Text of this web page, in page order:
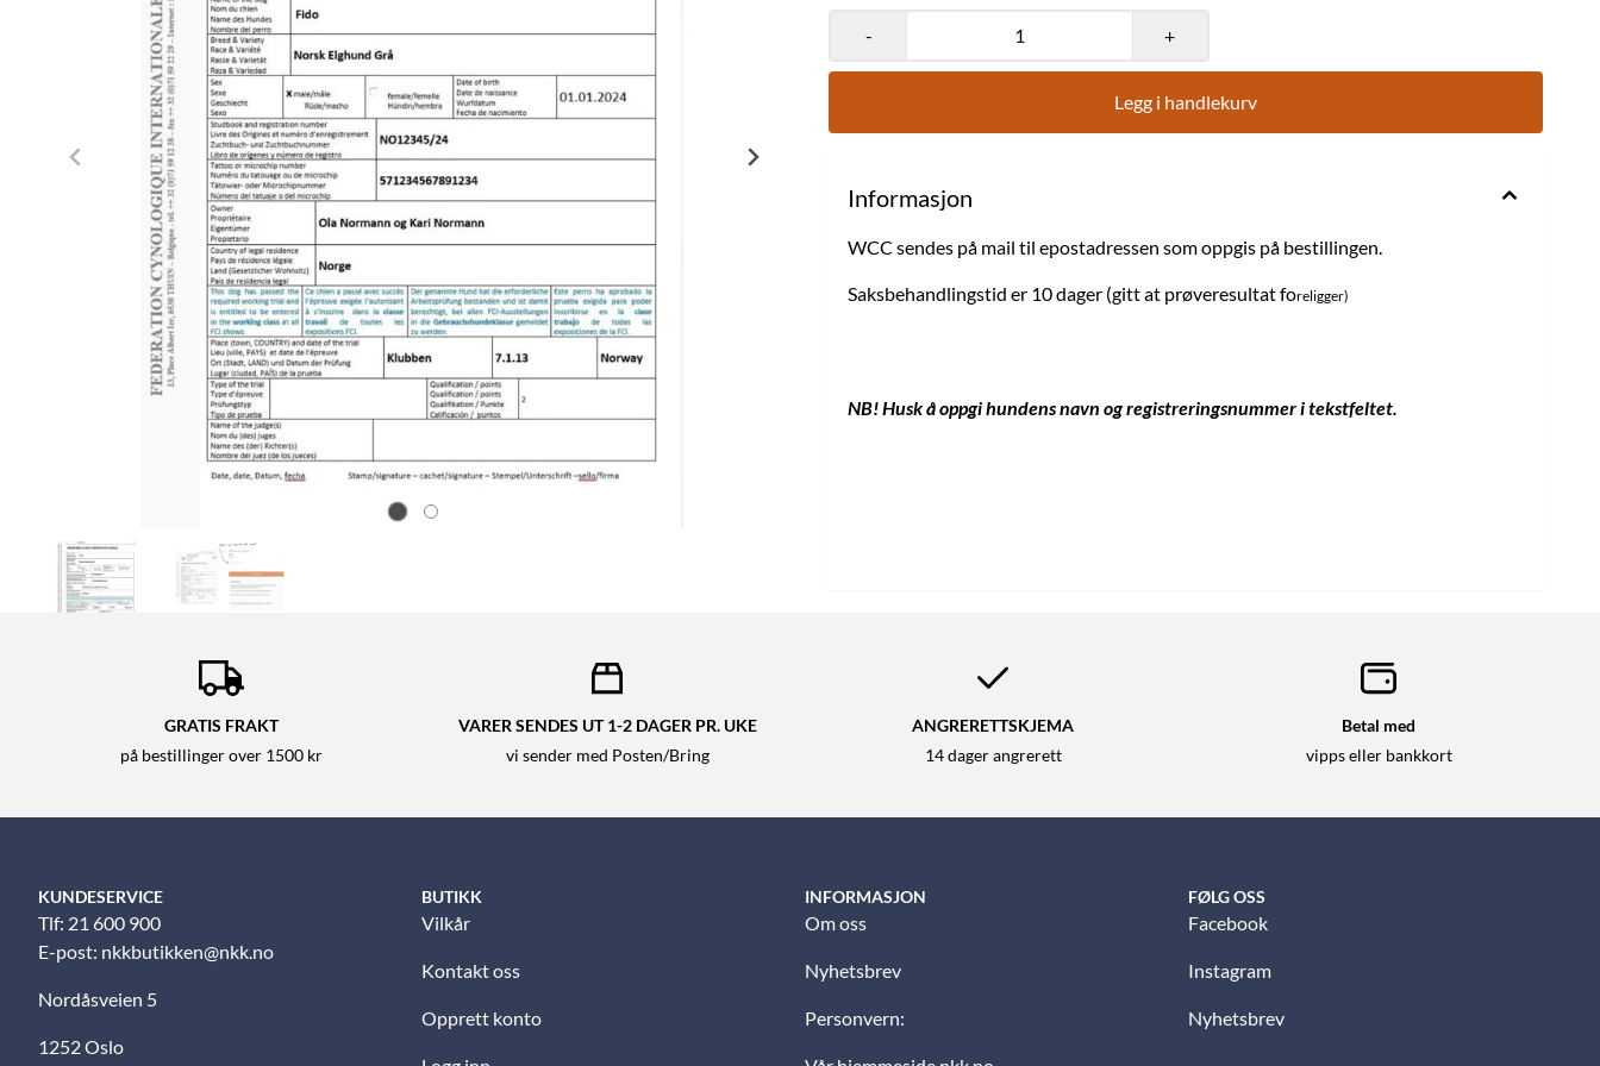
- +
Legg i handlekurv
Informasjon
WCC sendes på mail til epostadressen som oppgis på bestillingen.
Saksbehandlingstid er 10 dager (gitt at prøveresultat foreligger)
NB! Husk å oppgi hundens navn og registreringsnummer i tekstfeltet.
GRATIS FRAKT
på bestillinger over 1500 kr
VARER SENDES UT 1-2 DAGER PR. UKE
vi sender med Posten/Bring
ANGRERETTSKJEMA
14 dager angrerett
Betal med
vipps eller bankkort
KUNDESERVICE
Tlf: 21 600 900
E-post: nkkbutikken@nkk.no
Nordåsveien 5
1252 Oslo
BUTIKK
Vilkår
Kontakt oss
Opprett konto
INFORMASJON
Om oss
Nyhetsbrev
Personvern:
FØLG OSS
Facebook
Instagram
Nyhetsbrev